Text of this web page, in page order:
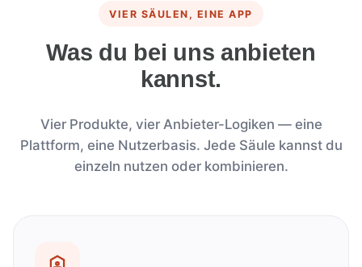
VIER SÄULEN, EINE APP
Was du bei uns anbieten
kannst.
Vier Produkte, vier Anbieter-Logiken — eine
Plattform, eine Nutzerbasis. Jede Säule kannst du
einzeln nutzen oder kombinieren.